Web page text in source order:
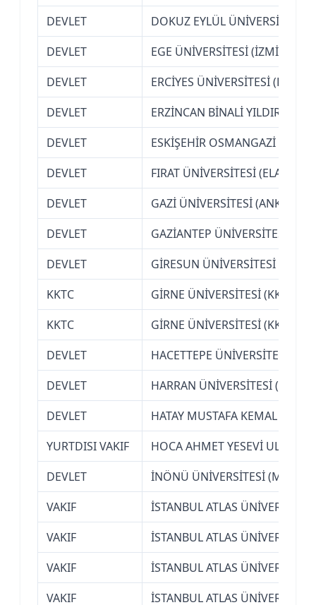
DEVLET
DOKUZ EYLÜL ÜNİVERSİTESİ
DEVLET
EGE ÜNİVERSİTESİ (İZMİR)
DEVLET
ERCİYES ÜNİVERSİTESİ
DEVLET
ERZİNCAN BİNALİ YILDIRIM
DEVLET
ESKİŞEHİR OSMANGAZİ
DEVLET
FIRAT ÜNİVERSİTESİ (ELAZIĞ)
DEVLET
GAZİ ÜNİVERSİTESİ (ANKARA)
DEVLET
GAZİANTEP ÜNİVERSİTESİ
DEVLET
GİRESUN ÜNİVERSİTESİ
KKTC
GİRNE ÜNİVERSİTESİ (KKTC-
KKTC
GİRNE ÜNİVERSİTESİ (KKTC-
DEVLET
HACETTEPE ÜNİVERSİTESİ
DEVLET
HARRAN ÜNİVERSİTESİ
DEVLET
HATAY MUSTAFA KEMAL
YURTDISI VAKIF
HOCA AHMET YESEVİ
DEVLET
İNÖNÜ ÜNİVERSİTESİ
VAKIF
İSTANBUL ATLAS ÜNİVERSİTESİ
VAKIF
İSTANBUL ATLAS ÜNİVERSİTESİ
VAKIF
İSTANBUL ATLAS ÜNİVERSİTESİ
VAKIF
İSTANBUL ATLAS ÜNİVERSİTESİ